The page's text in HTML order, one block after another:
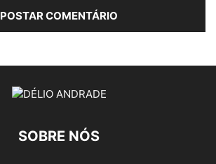
SOBRE NÓS